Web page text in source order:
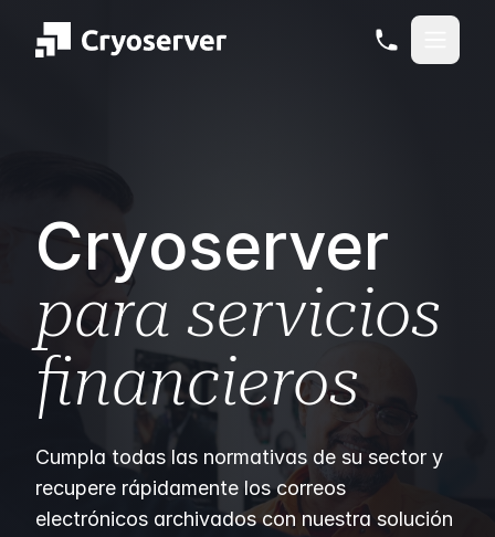
Cryoserver
para servicios
financieros
Cumpla todas las normativas de su sector y
recupere rápidamente los correos
electrónicos archivados con nuestra solución